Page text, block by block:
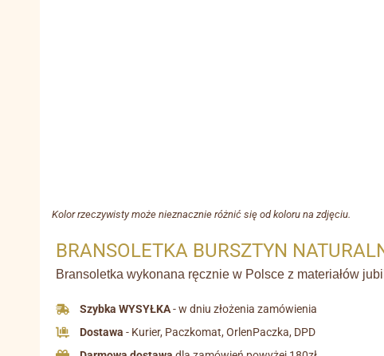
Kolor rzeczywisty może nieznacznie różnić się od koloru na zdjęciu.
BRANSOLETKA BURSZTYN
Bransoletka wykonana ręcznie w Polsce z materiałów
Szybka WYSYŁKA- w dniu złożenia zamówienia
Dostawa - Kurier, Paczkomat, OrlenPaczka, DPD